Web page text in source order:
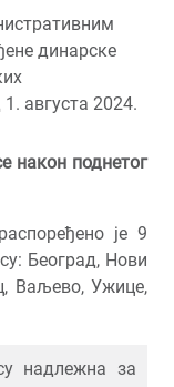
динарске
августа 2024.
након поднетог
је 9
Београд, Нови
Ваљево, Ужице,
надлежна за